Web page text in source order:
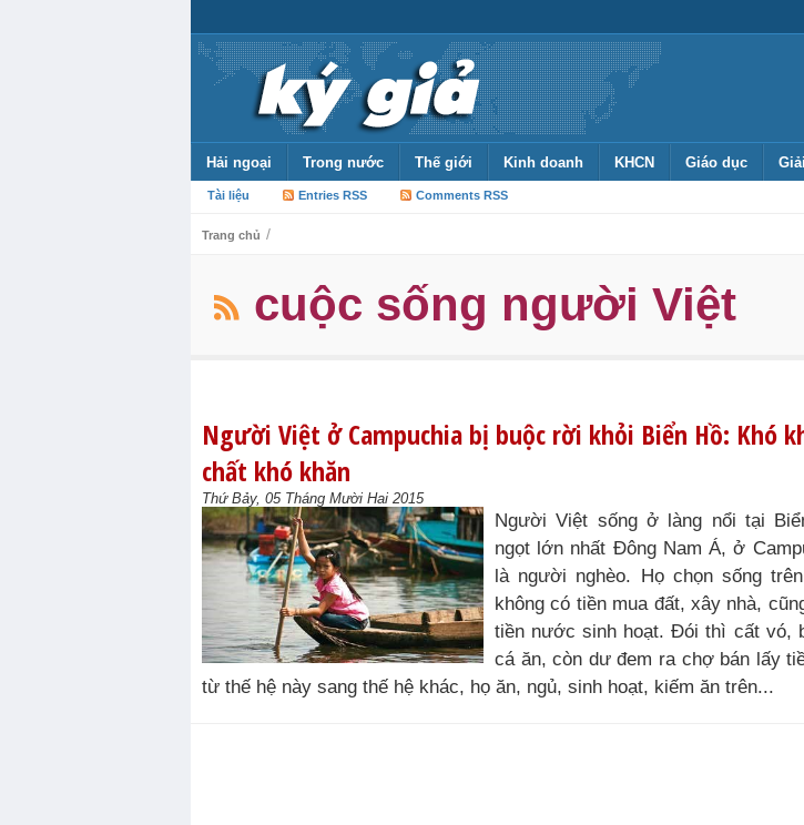
Hải ngoại Trong nước Thế giới Kinh doanh KHCN Giáo dục
Tài liệu Entries RSS Comments RSS
Trang chủ /
cuộc sống người Việt
Người Việt ở Campuchia bị buộc rời khỏi Biển Hồ: Khó
chất khó khăn
Thứ Bảy, 05 Tháng Mười Hai 2015
Người Việt sống ở làng nổi tại
ngọt lớn nhất Đông Nam Á, ở
là người nghèo. Họ chọn sống
không có tiền mua đất, xây nhà,
tiền nước sinh hoạt. Đói thì cất vó,
cá ăn, còn dư đem ra chợ bán lấy
từ thế hệ này sang thế hệ khác, họ ăn, ngủ, sinh hoạt, kiếm ăn trên...